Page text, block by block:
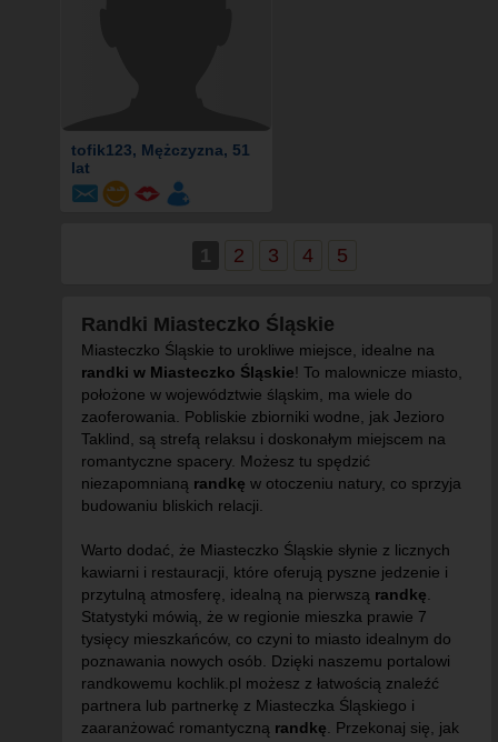
tofik123, Mężczyzna, 51
lat
1 2 3 4 5
Randki Miasteczko Śląskie
Miasteczko Śląskie to urokliwe miejsce, idealne na
randki w Miasteczko Śląskie! To malownicze miasto,
położone w województwie śląskim, ma wiele do
zaoferowania. Pobliskie zbiorniki wodne, jak Jezioro
Taklind, są strefą relaksu i doskonałym miejscem na
romantyczne spacery. Możesz tu spędzić
niezapomnianą randkę w otoczeniu natury, co sprzyja
budowaniu bliskich relacji.
Warto dodać, że Miasteczko Śląskie słynie z licznych
kawiarni i restauracji, które oferują pyszne jedzenie i
przytulną atmosferę, idealną na pierwszą randkę
Statystyki mówią, że w regionie mieszka prawie 7
tysięcy mieszkańców, co czyni to miasto idealnym do
poznawania nowych osób. Dzięki naszemu portalowi
randkowemu kochlik.pl możesz z łatwością znaleźć
partnera lub partnerkę z Miasteczka Śląskiego i
zaaranżować romantyczną randkę . Przekonaj się, jak